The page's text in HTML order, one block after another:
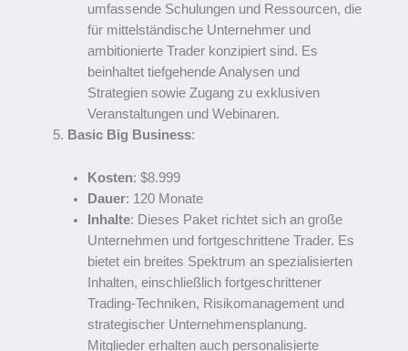
umfassende Schulungen und Ressourcen, die
für mittelständische Unternehmer und
ambitionierte Trader konzipiert sind. Es
beinhaltet tiefgehende Analysen und
Strategien sowie Zugang zu exklusiven
Veranstaltungen und Webinaren.
Basic Big Business:
Kosten: $8.999
Dauer: 120 Monate
Inhalte: Dieses Paket richtet sich an große
Unternehmen und fortgeschrittene Trader. Es
bietet ein breites Spektrum an spezialisierten
Inhalten, einschließlich fortgeschrittener
Trading-Techniken, Risikomanagement und
strategischer Unternehmensplanung.
Mitglieder erhalten auch personalisierte